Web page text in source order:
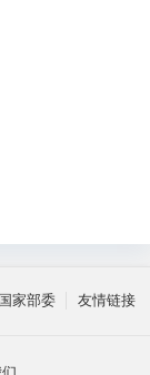
国家部委 友情链接